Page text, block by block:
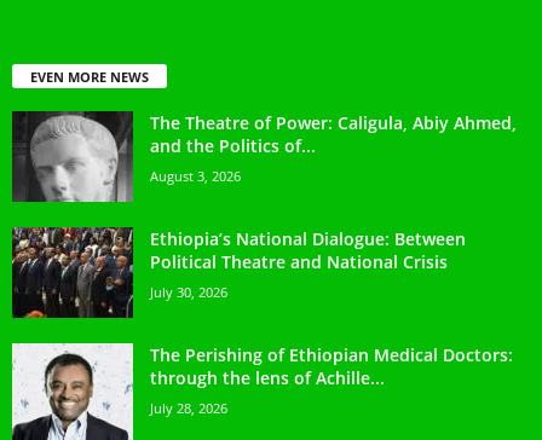
EVEN MORE NEWS
The Theatre of Power: Caligula, Abiy Ahmed,
and the Politics of...
August 3, 2026
Ethiopia’s National Dialogue: Between
Political Theatre and National Crisis
July 30, 2026
The Perishing of Ethiopian Medical Doctors:
through the lens of Achille...
July 28, 2026